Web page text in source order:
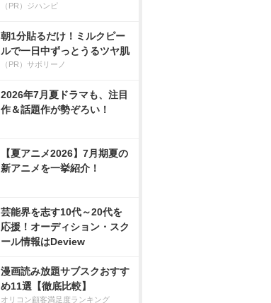
（PR）ジハンピ
朝1分貼るだけ！ミルクピー
ルで一日中ずっとうるツヤ肌
（PR）サボリーノ
2026年7月夏ドラマも、注目
作＆話題作が勢ぞろい！
【夏アニメ2026】7月期夏の
新アニメを一挙紹介！
芸能界を志す10代～20代を
応援！オーディション・スク
ール情報はDeview
漫画読み放題サブスクおすす
め11選【徹底比較】
オリコン顧客満足度ランキング